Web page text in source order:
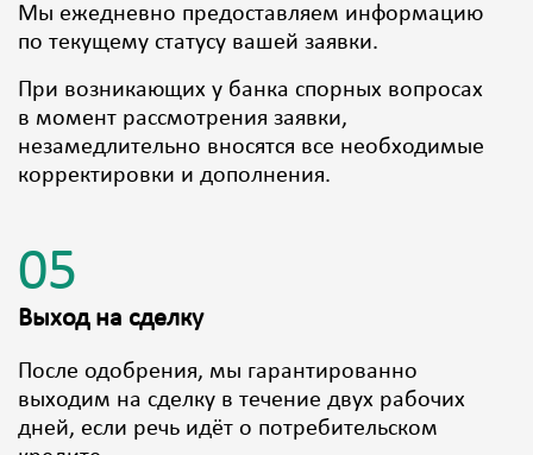
Мы ежедневно предоставляем информацию
по текущему статусу вашей заявки.
При возникающих у банка спорных вопросах
в момент рассмотрения заявки,
незамедлительно вносятся все необходимые
корректировки и дополнения.
05
Выход на сделку
После одобрения, мы гарантированно
выходим на сделку в течение двух рабочих
дней, если речь идёт о потребительском